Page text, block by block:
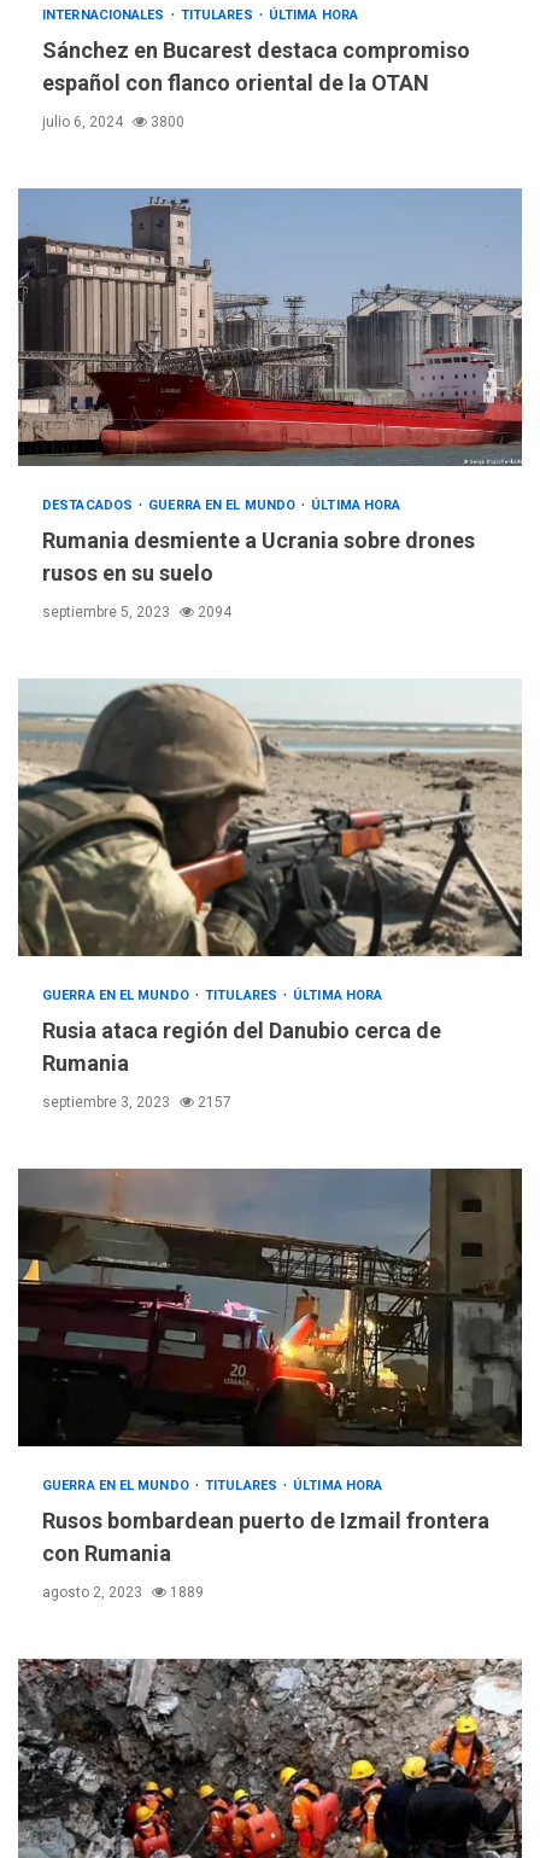
INTERNACIONALES TITULARES ÚLTIMA HORA
Sánchez en Bucarest destaca compromiso
español con flanco oriental de la OTAN
julio 6, 2024 3800
DESTACADOS GUERRA EN EL MUNDO ÚLTIMA HORA
Rumania desmiente a Ucrania sobre drones
rusos en su suelo
septiembre 5, 2023 2094
GUERRA EN EL MUNDO TITULARES ÚLTIMA HORA
Rusia ataca región del Danubio cerca de
Rumania
septiembre 3, 2023 2157
GUERRA EN EL MUNDO TITULARES ÚLTIMA HORA
Rusos bombardean puerto de Izmail frontera
con Rumania
agosto 2, 2023 1889
REGIONALES ÚLTIMA HORA
Funsone benefició a 46